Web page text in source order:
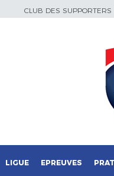
CLUB DES SUPPORTERS
LIGUE EPREUVES